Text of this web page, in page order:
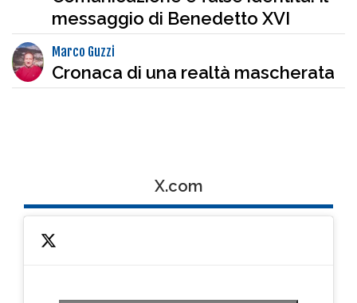
messaggio di Benedetto XVI
Marco Guzzi
Cronaca di una realtà mascherata
X.com